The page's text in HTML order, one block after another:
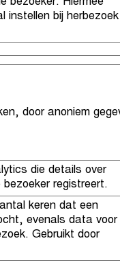
instellen bij herbezoek
door anoniem
die details over
registreert.
keren dat een
evenals data voor
Gebruikt door